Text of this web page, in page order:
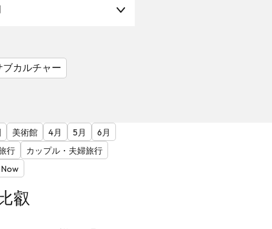
ブカルチャー
美術館 4月 5月
6月
行
カップル・夫婦旅行
叡